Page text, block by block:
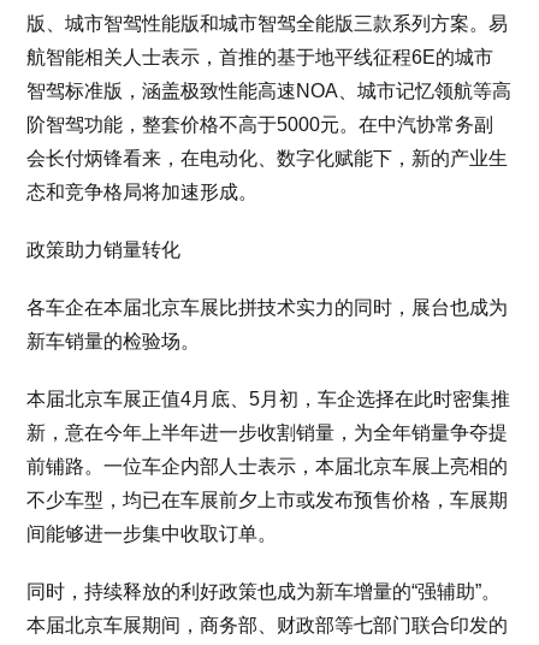
版、城市智驾性能版和城市智驾全能版三款系列方案。易
航智能相关人士表示，首推的基于地平线征程6E的城市
智驾标准版，涵盖极致性能高速NOA、城市记忆领航等高
阶智驾功能，整套价格不高于5000元。在中汽协常务副
会长付炳锋看来，在电动化、数字化赋能下，新的产业生
态和竞争格局将加速形成。
政策助力销量转化
各车企在本届北京车展比拼技术实力的同时，展台也成为
新车销量的检验场。
本届北京车展正值4月底、5月初，车企选择在此时密集推
新，意在今年上半年进一步收割销量，为全年销量争夺提
前铺路。一位车企内部人士表示，本届北京车展上亮相的
不少车型，均已在车展前夕上市或发布预售价格，车展期
间能够进一步集中收取订单。
同时，持续释放的利好政策也成为新车增量的“强辅助”。
本届北京车展期间，商务部、财政部等七部门联合印发的